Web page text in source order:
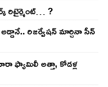
రిటైర్మెంట్‌… ?
అడ్డానే.. రిజ‌ర్వేష‌న్ మార్చినా సీన్
ఫ్యామిలీ అత్తా, కోడ‌ళ్ల